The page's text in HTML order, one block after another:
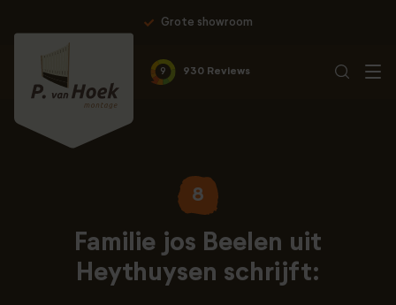
Grote showroom
9 930 Reviews
8
Familie jos Beelen uit
Heythuysen schrijft: